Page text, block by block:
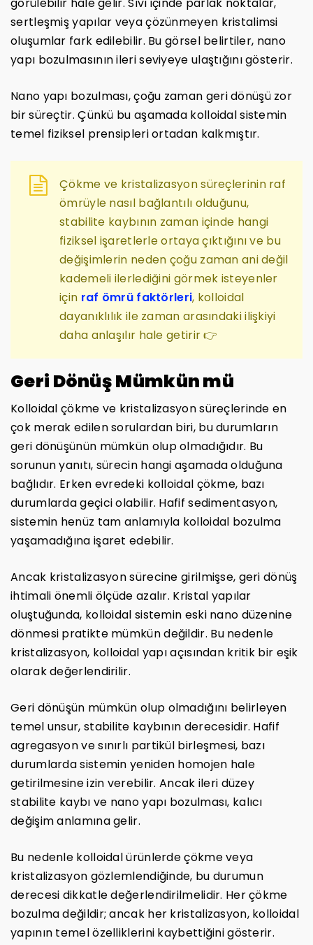
görülebilir hale gelir. Sıvı içinde parlak noktalar,
sertleşmiş yapılar veya çözünmeyen kristalimsi
oluşumlar fark edilebilir. Bu görsel belirtiler, nano
yapı bozulmasının ileri seviyeye ulaştığını gösterir.
Nano yapı bozulması, çoğu zaman geri dönüşü zor
bir süreçtir. Çünkü bu aşamada kolloidal sistemin
temel fiziksel prensipleri ortadan kalkmıştır.
Çökme ve kristalizasyon süreçlerinin raf
ömrüyle nasıl bağlantılı olduğunu,
stabilite kaybının zaman içinde hangi
fiziksel işaretlerle ortaya çıktığını ve bu
değişimlerin neden çoğu zaman ani değil
kademeli ilerlediğini görmek isteyenler
için raf ömrü faktörleri, kolloidal
dayanıklılık ile zaman arasındaki ilişkiyi
daha anlaşılır hale getirir 👉
Geri Dönüş Mümkün mü
Kolloidal çökme ve kristalizasyon süreçlerinde en
çok merak edilen sorulardan biri, bu durumların
geri dönüşünün mümkün olup olmadığıdır. Bu
sorunun yanıtı, sürecin hangi aşamada olduğuna
bağlıdır. Erken evredeki kolloidal çökme, bazı
durumlarda geçici olabilir. Hafif sedimentasyon,
sistemin henüz tam anlamıyla kolloidal bozulma
yaşamadığına işaret edebilir.
Ancak kristalizasyon sürecine girilmişse, geri dönüş
ihtimali önemli ölçüde azalır. Kristal yapılar
oluştuğunda, kolloidal sistemin eski nano düzenine
dönmesi pratikte mümkün değildir. Bu nedenle
kristalizasyon, kolloidal yapı açısından kritik bir eşik
olarak değerlendirilir.
Geri dönüşün mümkün olup olmadığını belirleyen
temel unsur, stabilite kaybının derecesidir. Hafif
agregasyon ve sınırlı partikül birleşmesi, bazı
durumlarda sistemin yeniden homojen hale
getirilmesine izin verebilir. Ancak ileri düzey
stabilite kaybı ve nano yapı bozulması, kalıcı
değişim anlamına gelir.
Bu nedenle kolloidal ürünlerde çökme veya
kristalizasyon gözlemlendiğinde, bu durumun
derecesi dikkatle değerlendirilmelidir. Her çökme
bozulma değildir; ancak her kristalizasyon, kolloidal
yapının temel özelliklerini kaybettiğini gösterir.